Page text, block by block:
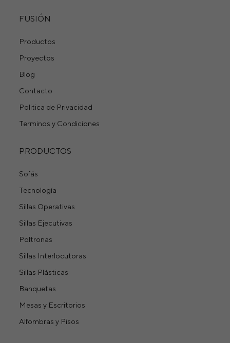
FUSIÓN
Productos
Proyectos
Blog
Contacto
Politica de Privacidad
Terminos y Condiciones
PRODUCTOS
Sofás
Tecnología
Sillas Operativas
Sillas Ejecutivas
Poltronas
Sillas Interlocutoras
Sillas Plásticas
Banquetas
Mesas y Escritorios
Alfombras y Pisos